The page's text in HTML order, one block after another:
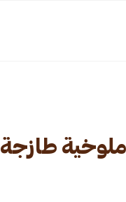
طازجة 250جرام